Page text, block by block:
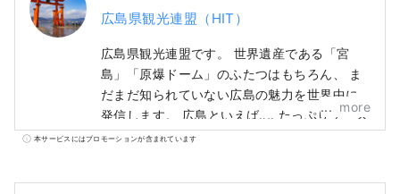
広島県観光連盟（HIT）
広島県観光連盟です。 世界遺産である「宮
島」「原爆ドーム」のふたつはもちろん、 ま
だまだ知られていない広島の魅力を世界中に
発信します。 広島といえば‥‥ たっぷりソース
のお好み焼き。透き通ったスープの尾道ラー
more
本サービスにはプロモーションが含まれています